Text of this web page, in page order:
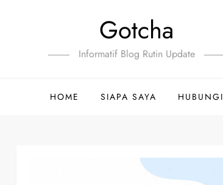
Gotcha
Informatif Blog Rutin Update
HOME SIAPA SAYA HUBUNGI